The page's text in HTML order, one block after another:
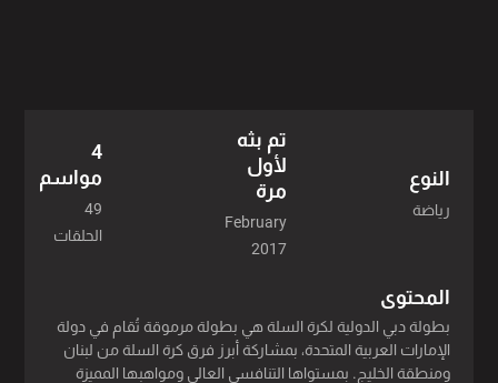
النوع
رياضة
تم بثه
لأول
مرة
February
2017
4
مواسم
49
الحلقات
المحتوى
بطولة دبي الدولية لكرة السلة هي بطولة مرموقة تُقام في دولة
الإمارات العربية المتحدة، بمشاركة أبرز فرق كرة السلة من لبنان
ومنطقة الخليج. بمستواها التنافسي العالي ومواهبها المميزة